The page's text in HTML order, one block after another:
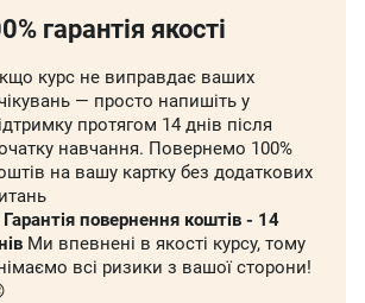
гарантія якості
курс не виправдає ваших
— просто напишіть у
протягом 14 днів після
навчання. Повернемо 100%
на вашу картку без додаткових
Гарантія повернення коштів - 14
Ми впевнені в якості курсу, тому
всі ризики з вашої сторони!